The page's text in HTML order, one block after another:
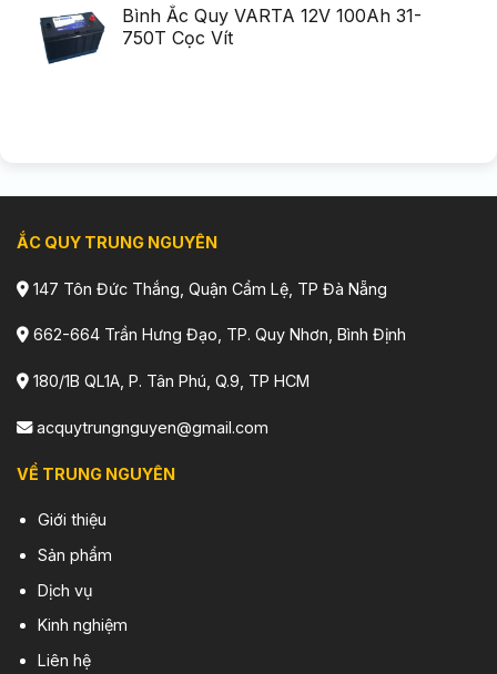
Bình Ắc Quy VARTA 12V 100Ah 31-
750T Cọc Vít
ẮC QUY TRUNG NGUYÊN
147 Tôn Đức Thắng, Quận Cẩm Lệ, TP Đà Nẵng
662-664 Trần Hưng Đạo, TP. Quy Nhơn, Bình Định
180/1B QL1A, P. Tân Phú, Q.9, TP HCM
acquytrungnguyen@gmail.com
VỀ TRUNG NGUYÊN
Giới thiệu
Sản phẩm
Dịch vụ
Kinh nghiệm
Liên hệ